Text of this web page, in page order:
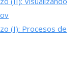
(I): Procesos de